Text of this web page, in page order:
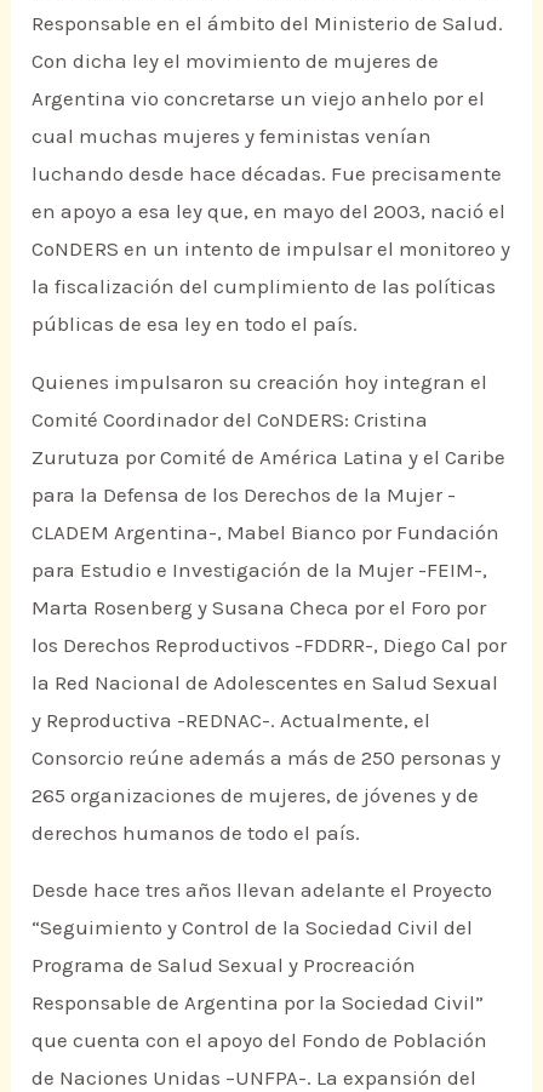
Responsable en el ámbito del Ministerio de Salud.
Con dicha ley el movimiento de mujeres de
Argentina vio concretarse un viejo anhelo por el
cual muchas mujeres y feministas venían
luchando desde hace décadas. Fue precisamente
en apoyo a esa ley que, en mayo del 2003, nació el
CoNDERS en un intento de impulsar el monitoreo y
la fiscalización del cumplimiento de las políticas
públicas de esa ley en todo el país.
Quienes impulsaron su creación hoy integran el
Comité Coordinador del CoNDERS: Cristina
Zurutuza por Comité de América Latina y el Caribe
para la Defensa de los Derechos de la Mujer -
CLADEM Argentina-, Mabel Bianco por Fundación
para Estudio e Investigación de la Mujer -FEIM-,
Marta Rosenberg y Susana Checa por el Foro por
los Derechos Reproductivos -FDDRR-, Diego Cal por
la Red Nacional de Adolescentes en Salud Sexual
y Reproductiva -REDNAC-. Actualmente, el
Consorcio reúne además a más de 250 personas y
265 organizaciones de mujeres, de jóvenes y de
derechos humanos de todo el país.
Desde hace tres años llevan adelante el Proyecto
“Seguimiento y Control de la Sociedad Civil del
Programa de Salud Sexual y Procreación
Responsable de Argentina por la Sociedad Civil”
que cuenta con el apoyo del Fondo de Población
de Naciones Unidas –UNFPA-. La expansión del